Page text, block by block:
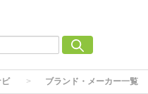
ビ ブランド・メーカー一覧